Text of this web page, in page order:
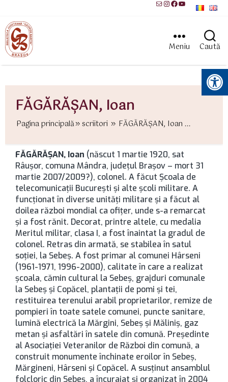
MailInstagram
Facebook
YouTube
Meniu Caută
Instrumente pentru accesibilitate
FĂGĂRĂŞAN, Ioan
Pagina principală scriitori FĂGĂRĂŞAN, Ioan ...
FĂGĂRĂŞAN, Ioan (născut 1 martie 1920, sat
Râuşor, comuna Mândra, județul Brașov – mort 31
martie 2007/2009?), colonel. A făcut Şcoala de
telecomunicaţii București şi alte şcoli militare. A
funcţionat în diverse unităţi militare şi a făcut al
doilea război mondial ca ofiţer, unde s-a remarcat
şi a fost rănit. Decorat, printre altele, cu medalia
Meritul militar, clasa I, a fost înaintat la gradul de
colonel. Retras din armată, se stabilea în satul
soţiei, la Sebeş. A fost primar al comunei Hârseni
(1961-1971, 1996-2000), calitate în care a realizat
şcoala, cămin cultural la Sebeş, grajduri comunale
la Sebeş şi Copăcel, plantaţii de pomi şi tei,
restituirea terenului arabil proprietarilor, remize de
pompieri în toate satele comunei, puncte sanitare,
lumină electrică la Mărgini, Sebeş şi Măliniş, gaz
metan şi asfaltări în satele din comună. Preşedinte
al Asociaţiei Veteranilor de Război din comună, a
construit monumente închinate eroilor în Sebeş,
Mărgineni, Hârseni şi Copăcel. A susţinut ansamblul
folcloric din Sebeş, a încurajat şi organizat în 2004